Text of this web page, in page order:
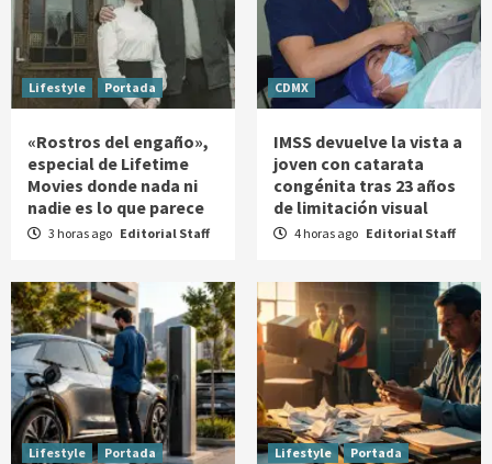
Lifestyle Portada
«Rostros del engaño»,
especial de Lifetime
Movies donde nada ni
nadie es lo que parece
3 horas ago Editorial Staff
CDMX
IMSS devuelve la vista a
joven con catarata
congénita tras 23 años
de limitación visual
4 horas ago Editorial Staff
Lifestyle Portada Lifestyle Portada